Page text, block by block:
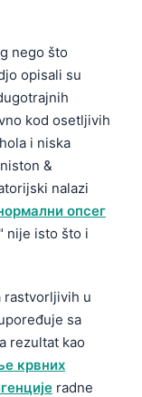
nego što
opisali su
kod osetljivih
i niska
&
nalazi
опсег
nije isto što i
rastvorljivih u
sa
rezultat kao
крвних
radne